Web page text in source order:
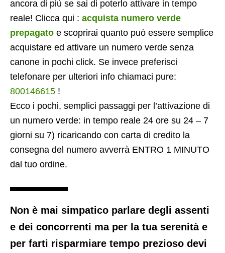
ancora di più se sai di poterlo attivare in tempo
reale! Clicca qui : acquista numero verde
prepagato e scoprirai quanto può essere semplice
acquistare ed attivare un numero verde senza
canone in pochi click. Se invece preferisci
telefonare per ulteriori info chiamaci pure:
800146615 !
Ecco i pochi, semplici passaggi per l’attivazione di
un numero verde: in tempo reale 24 ore su 24 – 7
giorni su 7) ricaricando con carta di credito la
consegna del numero avverrà ENTRO 1 MINUTO
dal tuo ordine.
Non è mai simpatico parlare degli assenti
e dei concorrenti ma per la tua serenità e
per farti risparmiare tempo prezioso devi